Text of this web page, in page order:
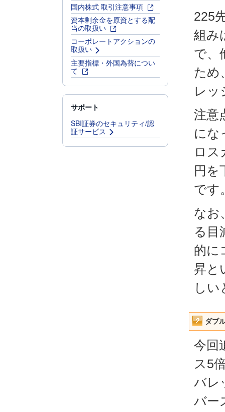
国内株式 取引注意事項
資本剰余金を原資とする配
当の取扱い
コーポレートアクションの
取扱い
主要指標・外国為替につい
て
サポート
SBI証券のセキュリティ/認
証サービス
225
組み
で、
ため
レッ
注意
にな
ロス
円を
です
なお
る目
的に
昇と
しい
ダブ
今回
ス5
バレ
バー